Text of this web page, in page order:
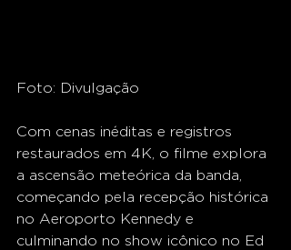
Foto: Divulgação
Com cenas inéditas e registros
restaurados em 4K, o filme explora
a ascensão meteórica da banda,
começando pela recepção histórica
no Aeroporto Kennedy e
culminando no show icônico no Ed